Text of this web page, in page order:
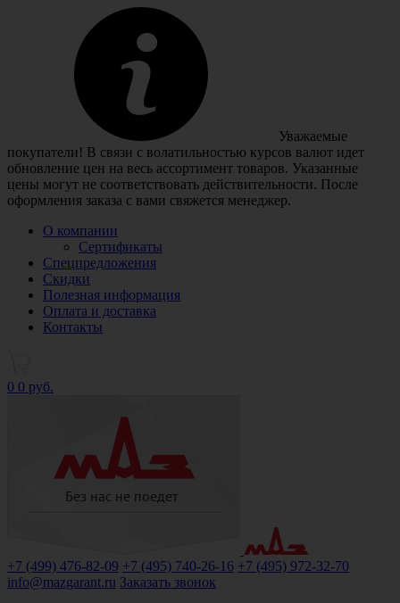
Уважаемые
покупатели! В связи с волатильностью курсов валют идет
обновление цен на весь ассортимент товаров. Указанные
цены могут не соответствовать действительности. После
оформления заказа с вами свяжется менеджер.
О компании
Сертификаты
Спецпредложения
Скидки
Полезная информация
Оплата и доставка
Контакты
0 0 руб.
+7 (499) 476-82-09 +7 (495) 740-26-16 +7 (495) 972-32-70
info@mazgarant.ru Заказать звонок